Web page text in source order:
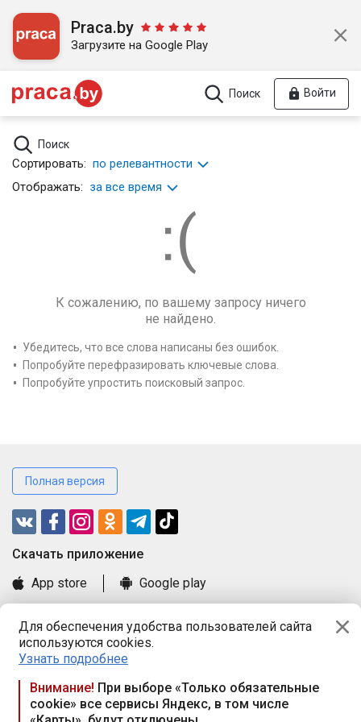
Для обеспечения удобства пользователей сайта
используются cookies.
Узнать подробнее
Внимание! При выборе «Только обязательные
cookie» все сервисы Яндекс, в том числе
Praca.by
Загрузите на Google Play
Поиск Войти
Поиск
Сортировать: по релевантности
Отображать: за все время
К сожалению, по вашему запросу ничего
не найдено.
Убедитесь, что все слова написаны без ошибок.
Попробуйте перефразировать ключевые слова.
Попробуйте упростить поисковый запрос.
Полная версия
Cкачать приложение
App store
Google play
Книга замечаний и предложений
Правила и документы
Praca.by © 2000—2026, ООО «ПРАЦА БАЙ»
Республика Беларусь, 220114, г. Минск, пр-т Независимости
117а, пом. № 9.